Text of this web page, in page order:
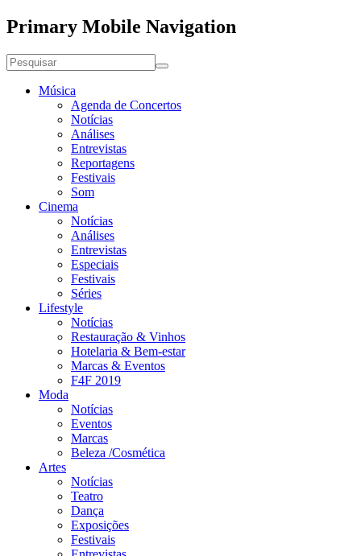
Primary Mobile Navigation
Música
Agenda de Concertos
Notícias
Análises
Entrevistas
Reportagens
Festivais
Som
Cinema
Notícias
Análises
Entrevistas
Especiais
Festivais
Séries
Lifestyle
Notícias
Restauração & Vinhos
Hotelaria & Bem-estar
Marcas & Eventos
F4F 2019
Moda
Notícias
Eventos
Marcas
Beleza /Cosmética
Artes
Notícias
Teatro
Dança
Exposições
Festivais